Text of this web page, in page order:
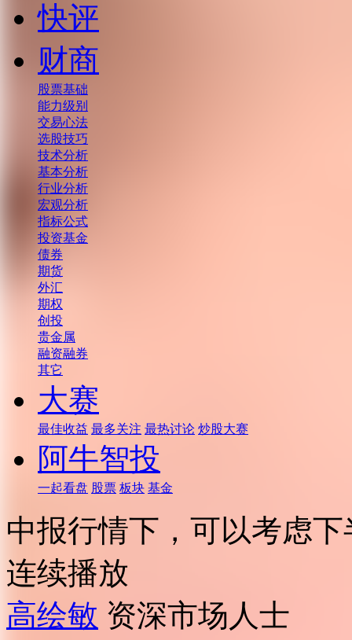
快评
财商
股票基础
能力级别
交易心法
选股技巧
技术分析
基本分析
行业分析
宏观分析
指标公式
投资基金
债券
期货
外汇
期权
创投
贵金属
融资融券
其它
大赛
最佳收益 最多关注 最热讨论 炒股大赛
阿牛智投
一起看盘 股票 板块 基金
中报行情下，可以考虑
连续播放
高绘敏 资深市场人士